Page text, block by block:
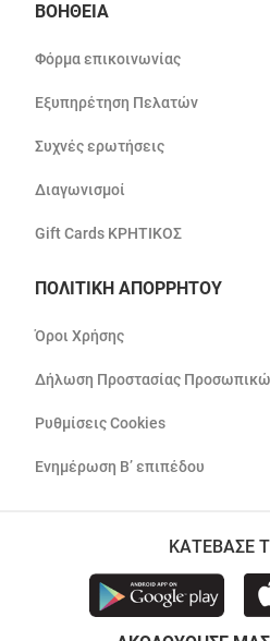
ΒΟΗΘΕΙΑ
Φόρμα επικοινωνίας
Εξυπηρέτηση Πελατών
Συχνές ερωτήσεις
Διαγωνισμοί
Gift Cards ΚΡΗΤΙΚΟΣ
ΠΟΛΙΤΙΚΗ ΑΠΟΡΡΗΤΟΥ
Όροι Χρήσης
Δήλωση Προστασίας
Ρυθμίσεις Cookies
Ενημέρωση Β’ επιπέδου
ΚΑΤΕΒΑΣΕ